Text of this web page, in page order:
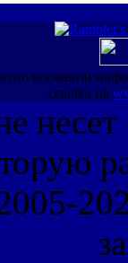
ссылка на
несет